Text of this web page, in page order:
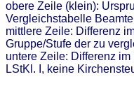
obere Zeile (klein):
Vergleichstabelle
mittlere Zeile: Differenz
Gruppe/Stufe der zu
untere Zeile: Differenz
LStKl. I, keine